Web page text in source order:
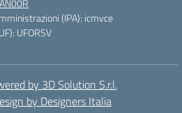
(IPA): icmvce
UFORSV
by 3D Solution S.r.l.
by Designers Italia